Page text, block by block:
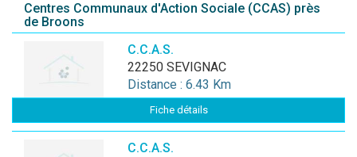
Centres Communaux d'Action Sociale (CCAS) près
de Broons
C.C.A.S.
22250 SEVIGNAC
Distance : 6.43 Km
Fiche détails
C.C.A.S.